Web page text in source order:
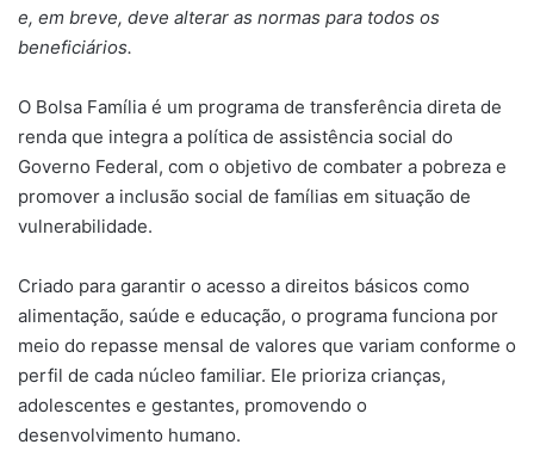
e, em breve, deve alterar as normas para todos os
beneficiários.
O Bolsa Família é um programa de transferência direta de
renda que integra a política de assistência social do
Governo Federal, com o objetivo de combater a pobreza e
promover a inclusão social de famílias em situação de
vulnerabilidade.
Criado para garantir o acesso a direitos básicos como
alimentação, saúde e educação, o programa funciona por
meio do repasse mensal de valores que variam conforme o
perfil de cada núcleo familiar. Ele prioriza crianças,
adolescentes e gestantes, promovendo o
desenvolvimento humano.